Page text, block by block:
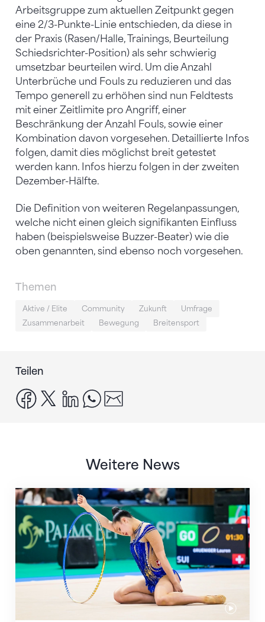
Arbeitsgruppe zum aktuellen Zeitpunkt gegen
eine 2/3-Punkte-Linie entschieden, da diese in
der Praxis (Rasen/Halle, Trainings, Beurteilung
Schiedsrichter-Position) als sehr schwierig
umsetzbar beurteilen wird. Um die Anzahl
Unterbrüche und Fouls zu reduzieren und das
Tempo generell zu erhöhen sind nun Feldtests
mit einer Zeitlimite pro Angriff, einer
Beschränkung der Anzahl Fouls, sowie einer
Kombination davon vorgesehen. Detaillierte Infos
folgen, damit dies möglichst breit getestet
werden kann. Infos hierzu folgen in der zweiten
Dezember-Hälfte.
Die Definition von weiteren Regelanpassungen,
welche nicht einen gleich signifikanten Einfluss
haben (beispielsweise Buzzer-Beater) wie die
oben genannten, sind ebenso noch vorgesehen.
Themen
Aktive / Elite Community Zukunft
Umfrage
Zusammenarbeit
Bewegung Breitensport
Teilen
facebook
x linkedinwhatsapp
Weitere News
Nächster Halt: Weltmeisterschaft